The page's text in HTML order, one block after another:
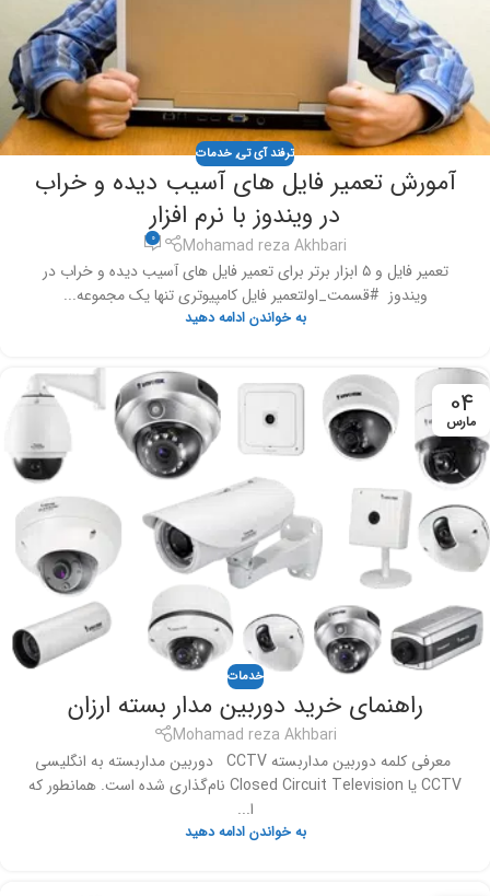
ترفند آی تی,خدمات
آمورش تعمیر فایل‌ های آسیب‌ دیده و خراب
در ویندوز با نرم افزار
Mohamad reza Akhbari
0
تعمیر فایل‌ و ۵ ابزار برتر برای تعمیر فایل‌ های آسیب‌ دیده و خراب در
ویندوز #قسمت_اولتعمیر فایل کامپیوتری تنها یک مجموعه...
به خواندن ادامه دهید
04
مارس
خدمات
راهنمای خرید دوربین مدار بسته ارزان
Mohamad reza Akhbari
معرفی کلمه دوربین مداربسته CCTV دوربین مداربسته به انگلیسی
CCTV یا Closed Circuit Television نام‌گذاری شده است. همانطور که
ا...
به خواندن ادامه دهید